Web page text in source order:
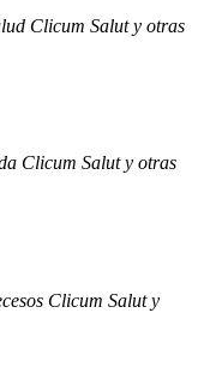
Clicum Salut y otras
Clicum Salut y otras
Clicum Salut y